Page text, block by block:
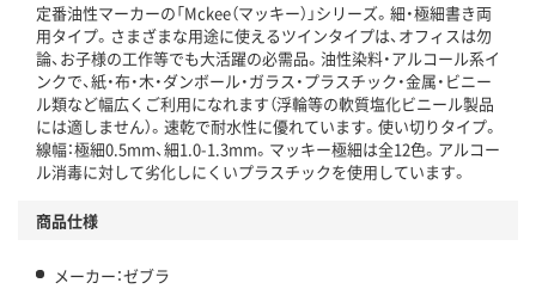
定番油性マーカーの「Mckee（マッキー）」シリーズ。細・極細書き両
用タイプ。さまざまな用途に使えるツインタイプは、オフィスは勿
論、お子様の工作等でも大活躍の必需品。油性染料・アルコール系イ
ンクで、紙・布・木・ダンボール・ガラス・プラスチック・金属・ビニー
ル類など幅広くご利用になれます（浮輪等の軟質塩化ビニール製品
には適しません）。速乾で耐水性に優れています。使い切りタイプ。
線幅：極細0.5mm、細1.0-1.3mm。マッキー極細は全12色。アルコー
ル消毒に対して劣化しにくいプラスチックを使用しています。
商品仕様
メーカー：ゼブラ